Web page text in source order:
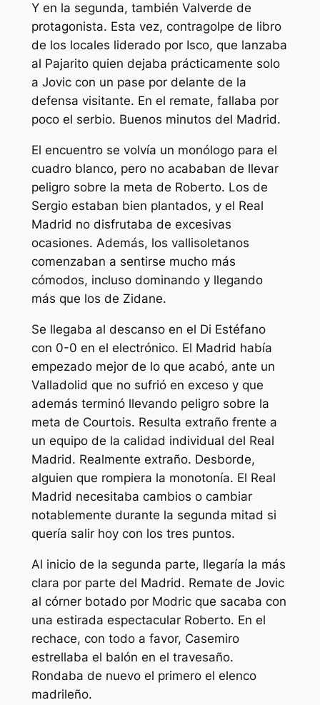
Y en la segunda, también Valverde de
protagonista. Esta vez, contragolpe de libro
de los locales liderado por Isco, que lanzaba
al Pajarito quien dejaba prácticamente solo
a Jovic con un pase por delante de la
defensa visitante. En el remate, fallaba por
poco el serbio. Buenos minutos del Madrid.
El encuentro se volvía un monólogo para el
cuadro blanco, pero no acababan de llevar
peligro sobre la meta de Roberto. Los de
Sergio estaban bien plantados, y el Real
Madrid no disfrutaba de excesivas
ocasiones. Además, los vallisoletanos
comenzaban a sentirse mucho más
cómodos, incluso dominando y llegando
más que los de Zidane.
Se llegaba al descanso en el Di Estéfano
con 0-0 en el electrónico. El Madrid había
empezado mejor de lo que acabó, ante un
Valladolid que no sufrió en exceso y que
además terminó llevando peligro sobre la
meta de Courtois. Resulta extraño frente a
un equipo de la calidad individual del Real
Madrid. Realmente extraño. Desborde,
alguien que rompiera la monotonía. El Real
Madrid necesitaba cambios o cambiar
notablemente durante la segunda mitad si
quería salir hoy con los tres puntos.
Al inicio de la segunda parte, llegaría la más
clara por parte del Madrid. Remate de Jovic
al córner botado por Modric que sacaba con
una estirada espectacular Roberto. En el
rechace, con todo a favor, Casemiro
estrellaba el balón en el travesaño.
Rondaba de nuevo el primero el elenco
madrileño.